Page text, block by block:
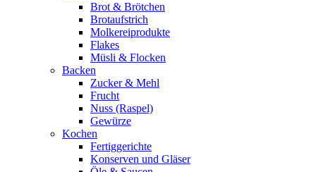
Brot & Brötchen
Brotaufstrich
Molkereiprodukte
Flakes
Müsli & Flocken
Backen
Zucker & Mehl
Frucht
Nuss (Raspel)
Gewürze
Kochen
Fertiggerichte
Konserven und Gläser